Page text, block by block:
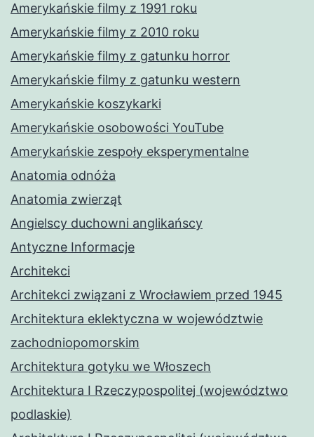
Amerykańskie filmy z 1991 roku
Amerykańskie filmy z 2010 roku
Amerykańskie filmy z gatunku horror
Amerykańskie filmy z gatunku western
Amerykańskie koszykarki
Amerykańskie osobowości YouTube
Amerykańskie zespoły eksperymentalne
Anatomia odnóża
Anatomia zwierząt
Angielscy duchowni anglikańscy
Antyczne Informacje
Architekci
Architekci związani z Wrocławiem przed 1945
Architektura eklektyczna w województwie
zachodniopomorskim
Architektura gotyku we Włoszech
Architektura I Rzeczypospolitej (województwo
podlaskie)